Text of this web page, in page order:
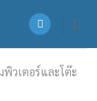
พิวเตอร์และโต๊ะ